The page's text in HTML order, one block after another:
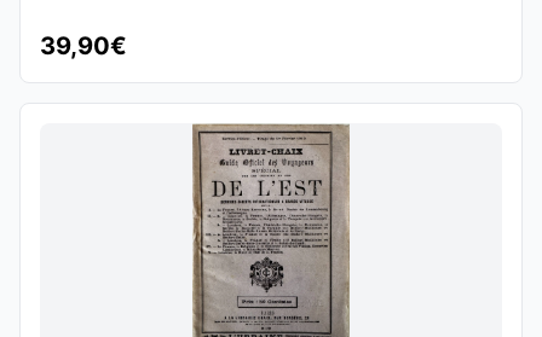
39,90€